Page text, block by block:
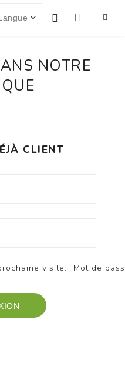
NOTRE
CLIENT
visite. Mot de